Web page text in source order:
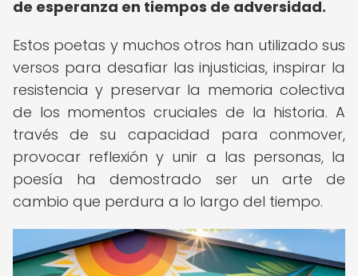
de esperanza en tiempos de adversidad.
Estos poetas y muchos otros han utilizado sus
versos para desafiar las injusticias, inspirar la
resistencia y preservar la memoria colectiva
de los momentos cruciales de la historia. A
través de su capacidad para conmover,
provocar reflexión y unir a las personas, la
poesía ha demostrado ser un arte de
cambio que perdura a lo largo del tiempo.